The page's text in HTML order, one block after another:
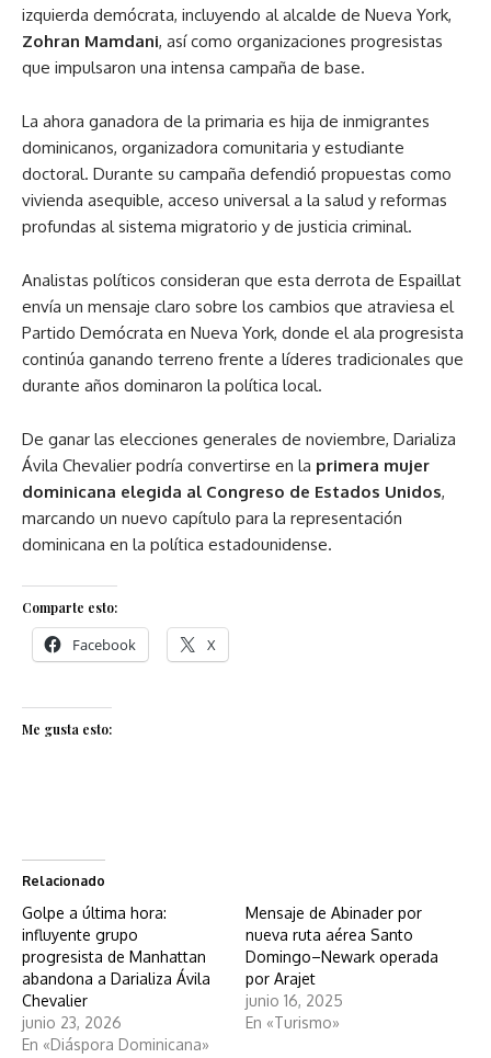
izquierda demócrata, incluyendo al alcalde de Nueva York,
Zohran Mamdani, así como organizaciones progresistas
que impulsaron una intensa campaña de base.
La ahora ganadora de la primaria es hija de inmigrantes
dominicanos, organizadora comunitaria y estudiante
doctoral. Durante su campaña defendió propuestas como
vivienda asequible, acceso universal a la salud y reformas
profundas al sistema migratorio y de justicia criminal.
Analistas políticos consideran que esta derrota de Espaillat
envía un mensaje claro sobre los cambios que atraviesa el
Partido Demócrata en Nueva York, donde el ala progresista
continúa ganando terreno frente a líderes tradicionales que
durante años dominaron la política local.
De ganar las elecciones generales de noviembre, Darializa
Ávila Chevalier podría convertirse en la primera mujer
dominicana elegida al Congreso de Estados Unidos,
marcando un nuevo capítulo para la representación
dominicana en la política estadounidense.
Comparte esto:
Facebook X
Me gusta esto:
Relacionado
Golpe a última hora:
influyente grupo
progresista de Manhattan
abandona a Darializa Ávila
Chevalier
junio 23, 2026
En «Diáspora Dominicana»
Mensaje de Abinader por
nueva ruta aérea Santo
Domingo–Newark operada
por Arajet
junio 16, 2025
En «Turismo»